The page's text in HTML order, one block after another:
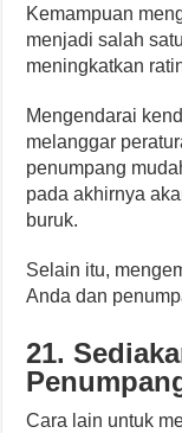
Kemampuan
menjadi salah
meningkatkan
Mengendarai
melanggar
penumpang
pada akhirnya
buruk.
Selain itu,
Anda dan
21.
Cara lain untuk